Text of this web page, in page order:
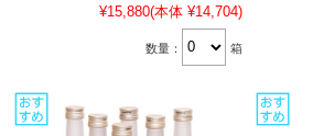
¥15,880(本体 ¥14,704)
数量： 箱